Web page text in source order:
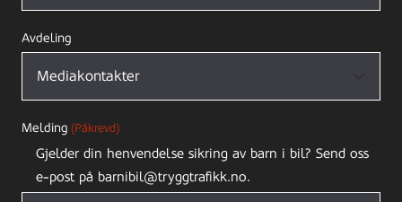
Avdeling
Melding (Påkrevd)
Gjelder din henvendelse sikring av barn i bil? Send oss
e-post på barnibil@tryggtrafikk.no.